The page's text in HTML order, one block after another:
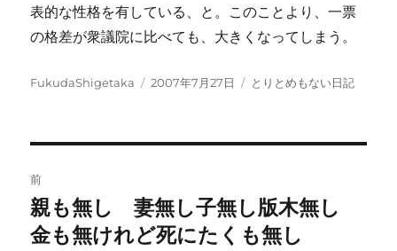
表的な性格を有している、と。このことより、一票
の格差が衆議院に比べても、大きくなってしまう。
投
FukudaShigetaka
投
2007年7月27日
カ
とりとめもない日記
稿
ナ
前
前
の
親も無し 妻無し子無し版木無し
金も無けれど死にたくも無し